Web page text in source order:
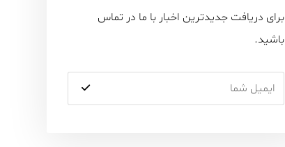
برای دریافت جدیدترین اخبار با ما در تماس
باشید.